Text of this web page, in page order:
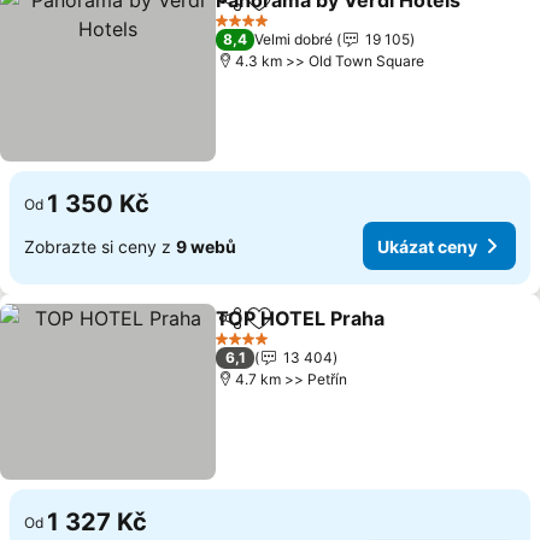
SdíletPřidat na seznam oblíbených
4 Počet hvězdiček
8,4 Velmi dobré
19 105
4.3 km >> Old Town Square
Od 1 350 Kč
Zobrazte si ceny z 9 webů Ukázat ceny
SdíletPřidat na seznam oblíbených
TOP HOTEL Praha
4 Počet hvězdiček
6,1
13 404
4.7 km >> Petřín
Od 1 327 Kč